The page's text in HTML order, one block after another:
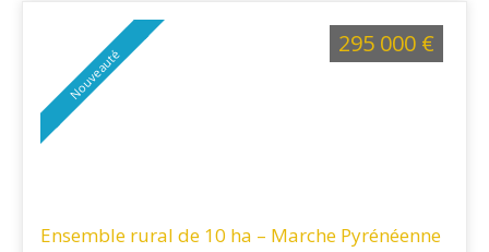
Nouveauté
Ensemble rural de 10 ha – Marche Pyrénéenne
295 000 €